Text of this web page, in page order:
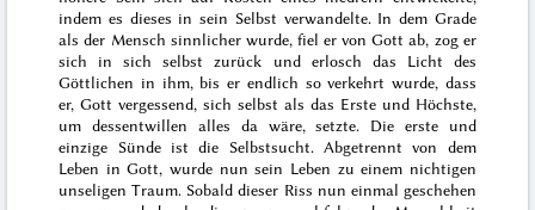
indem es dieses in sein Selbst verwandelte. In dem Grade
als der Mensch sinnlicher wurde, fiel er von Gott ab, zog er
sich in sich selbst zurück und erlosch das Licht des
Göttlichen in ihm, bis er endlich so verkehrt wurde, dass
er, Gott vergessend, sich selbst als das Erste und Höchste,
um dessentwillen alles da wäre, setzte. Die erste und
einzige Sünde ist die Selbstsucht. Abgetrennt von dem
Leben in Gott, wurde nun sein Leben zu einem nichtigen
unseligen Traum. Sobald dieser Riss nun einmal geschehen